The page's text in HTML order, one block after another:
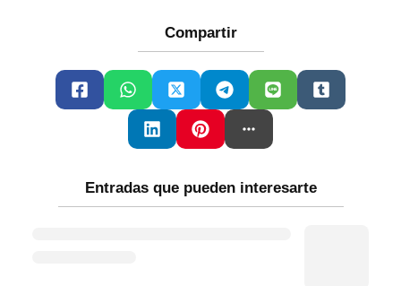
Compartir
Entradas que pueden interesarte